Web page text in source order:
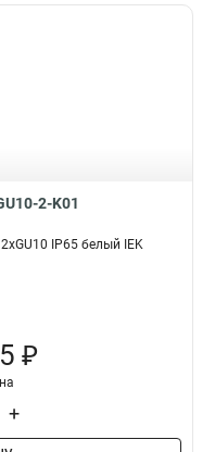
2-K01
IP65 белый IEK
₽
+